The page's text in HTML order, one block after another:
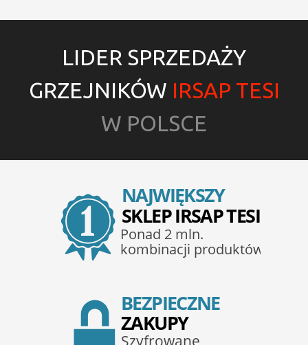
LIDER SPRZEDAŻY
GRZEJNIKÓW IRSAP TESI
W POLSCE